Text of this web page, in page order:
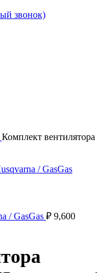
звонок)
Комплект вентилятора
/ GasGas
/ GasGas ₽ 9,600